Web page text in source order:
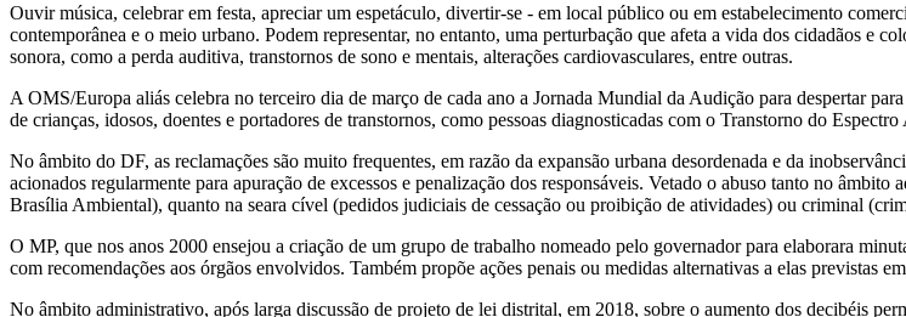
Ouvir música, celebrar em festa, apreciar um espetáculo, divertir-se - em local público ou em estabelecimento
contemporânea e o meio urbano. Podem representar, no entanto, uma perturbação que afeta a vida dos cidadãos e
sonora, como a perda auditiva, transtornos de sono e mentais, alterações cardiovasculares, entre outras.
A OMS/Europa aliás celebra no terceiro dia de março de cada ano a Jornada Mundial da Audição para despertar
de crianças, idosos, doentes e portadores de transtornos, como pessoas diagnosticadas com o Transtorno do
No âmbito do DF, as reclamações são muito frequentes, em razão da expansão urbana desordenada e da
acionados regularmente para apuração de excessos e penalização dos responsáveis. Vetado o abuso tanto no
Brasília Ambiental), quanto na seara cível (pedidos judiciais de cessação ou proibição de atividades) ou criminal
O MP, que nos anos 2000 ensejou a criação de um grupo de trabalho nomeado pelo governador para elaborara
com recomendações aos órgãos envolvidos. Também propõe ações penais ou medidas alternativas a elas previstas
No âmbito administrativo, após larga discussão de projeto de lei distrital, em 2018, sobre o aumento dos decibéis